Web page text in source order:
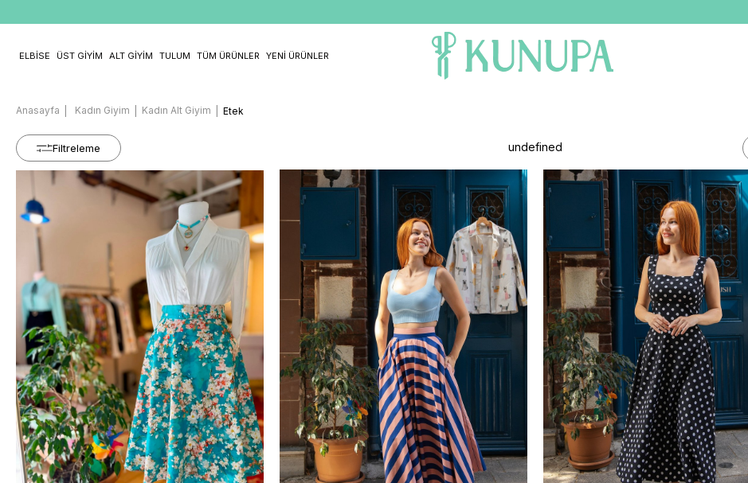
ELBİSE ÜST GİYİM ALT GİYİM TULUM TÜM ÜRÜNLER YENİ ÜRÜNLER
Anasayfa Kadın Giyim Kadın Alt Giyim Etek
undefined
Filtreleme